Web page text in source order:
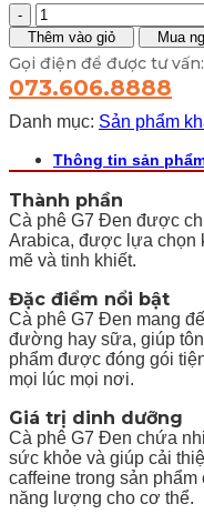
Cà
phê
G7
Đen
(336g)
số
lượng
Thêm vào giỏ Mua
Gọi điện để được tư vấn:
073.606.8888
Danh mục: Sản phẩm
Thông tin sản
Thành phần
Cà phê G7 Đen được
Arabica, được lựa chọn
mẽ và tinh khiết.
Đặc điểm nổi bật
Cà phê G7 Đen mang
đường hay sữa, giúp
phẩm được đóng gói
mọi lúc mọi nơi.
Giá trị dinh dưỡng
Cà phê G7 Đen chứa
sức khỏe và giúp cải
caffeine trong sản
năng lượng cho cơ thể.